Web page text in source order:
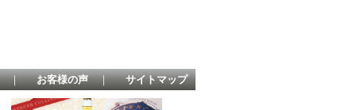
｜ お客様の声 ｜ サイトマップ